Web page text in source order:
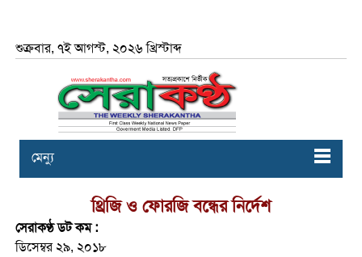
শুক্রবার, ৭ই আগস্ট, ২০২৬ খ্রিস্টাব্দ
মেন্যু
থ্রিজি ও ফোরজি বন্ধের নির্দেশ
সেরাকণ্ঠ ডট কম :
ডিসেম্বর ২৯, ২০১৮